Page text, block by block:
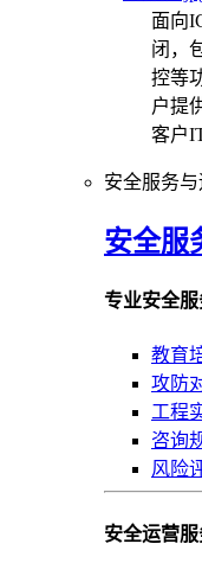
面向
闭，
控等
户提
客户
安全服务与
安全服
专业安全服
教育
攻防
工程
咨询
风险
安全运营服